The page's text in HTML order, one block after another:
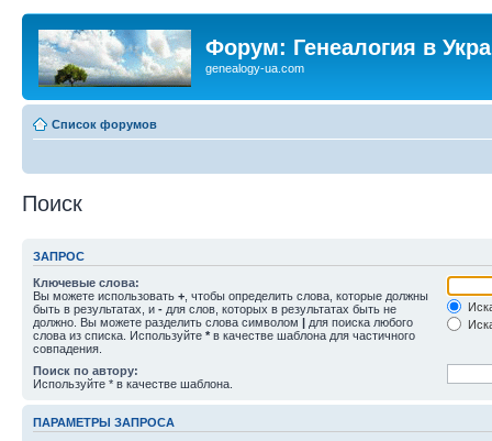
Форум: Генеалогия в
genealogy-ua.com
Список форумов
Поиск
ЗАПРОС
Ключевые слова:
Вы можете использовать + , чтобы определить слова, которые должны
быть в результатах, и - для слов, которых в результатах быть не
должно. Вы можете разделить слова символом | для поиска любого
слова из списка. Используйте * в качестве шаблона для частичного
совпадения.
Поиск по автору:
Используйте * в качестве шаблона.
ПАРАМЕТРЫ ЗАПРОСА